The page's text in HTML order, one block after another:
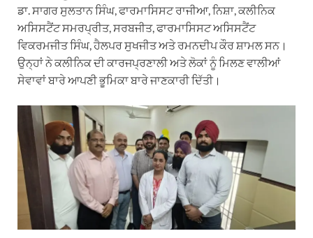
ਡਾ. ਸਾਗਰ ਸੁਲਤਾਨ ਸਿੰਘ, ਫਾਰਮਾਸਿਸਟ ਰਾਜੀਆ, ਨਿਸ਼ਾ, ਕਲੀਨਿਕ
ਅਸਿਸਟੈਂਟ ਸਮਰਪ੍ਰੀਤ, ਸਰਬਜੀਤ, ਫਾਰਮਾਸਿਸਟ ਅਸਿਸਟੈਂਟ
ਵਿਕਰਮਜੀਤ ਸਿੰਘ, ਹੈਲਪਰ ਸੁਖਜੀਤ ਅਤੇ ਰਮਨਦੀਪ ਕੌਰ ਸ਼ਾਮਲ ਸਨ।
ਉਨ੍ਹਾਂ ਨੇ ਕਲੀਨਿਕ ਦੀ ਕਾਰਜਪ੍ਰਣਾਲੀ ਅਤੇ ਲੋਕਾਂ ਨੂੰ ਮਿਲਣ ਵਾਲੀਆਂ
ਸੇਵਾਵਾਂ ਬਾਰੇ ਆਪਣੀ ਭੂਮਿਕਾ ਬਾਰੇ ਜਾਣਕਾਰੀ ਦਿੱਤੀ।